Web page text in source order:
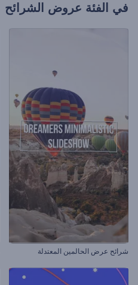
في الفئة عروض الشرائح
شرائح عرض الحالمين المعتدلة